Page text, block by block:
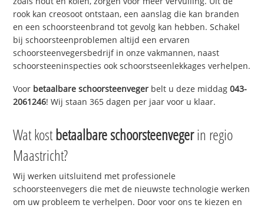
rook kan creosoot ontstaan, een aanslag die kan branden
en een schoorsteenbrand tot gevolg kan hebben. Schakel
bij schoorsteenproblemen altijd een ervaren
schoorsteenvegersbedrijf in onze vakmannen, naast
schoorsteeninspecties ook schoorstseenlekkages verhelpen.
Voor betaalbare schoorsteenveger belt u deze middag043-
2061246! Wij staan 365 dagen per jaar voor u klaar.
Wat kostbetaalbare schoorsteenvegerin regio
Maastricht?
Wij werken uitsluitend met professionele
schoorsteenvegers die met de nieuwste technologie werken
om uw probleem te verhelpen. Door voor ons te kiezen en